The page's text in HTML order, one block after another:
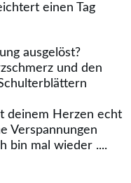
einen Tag
ausgelöst?
und den
deinem Herzen echt
Verspannungen
bin mal wieder ....